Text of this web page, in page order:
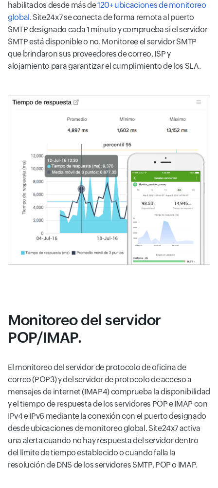
habilitados desde más de120+ ubicaciones de monitoreo
global. Site24x7 se conecta de forma remota al puerto
SMTP designado cada 1 minuto y comprueba si el servidor
SMTP está disponible o no. Monitoree el servidor SMTP
que brindaron sus proveedores de correo, ISP y
alojamiento para garantizar el cumplimiento de los SLA.
Monitoreo del servidor
POP/IMAP.
El monitoreo del servidor de protocolo de oficina de
correo (POP3) y del servidor de protocolo de acceso a
mensajes de internet (IMAP4) comprueba la disponibilidad
y el tiempo de respuesta de los servidores POP e IMAP con
IPv4 e IPv6 mediante la conexión con el puerto designado
desde ubicaciones de monitoreo global. Site24x7 activa
una alerta cuando no hay respuesta del servidor dentro
del límite de tiempo establecido o cuando falla la
resolución de DNS de los servidores SMTP, POP o IMAP.